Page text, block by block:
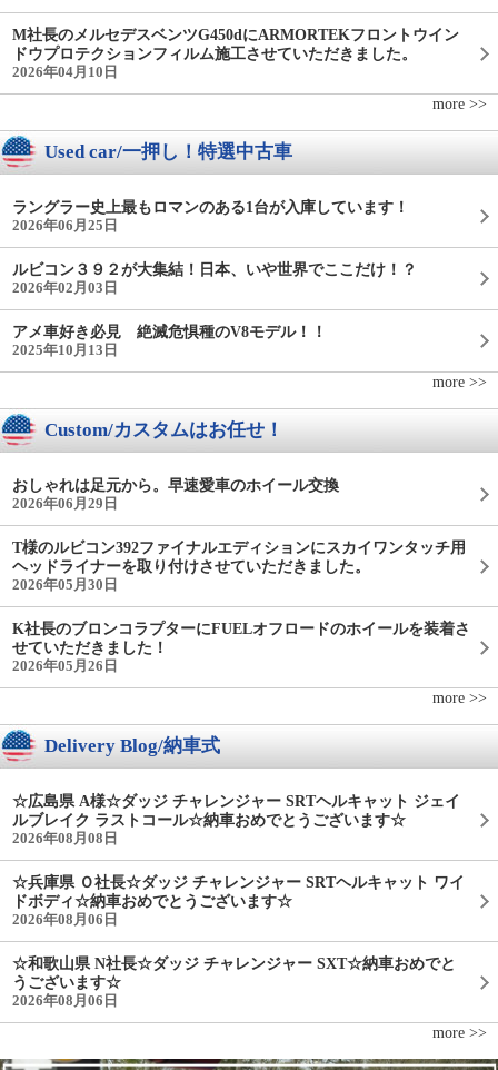
M社長のメルセデスベンツG450dにARMORTEKフロントウイン
ドウプロテクションフィルム施工させていただきました。
2026年04月10日
more >>
Used car/一押し！特選中古車
ラングラー史上最もロマンのある1台が入庫しています！
2026年06月25日
ルビコン３９２が大集結！日本、いや世界でここだけ！？
2026年02月03日
アメ車好き必見 絶滅危惧種のV8モデル！！
2025年10月13日
more >>
Custom/カスタムはお任せ！
おしゃれは足元から。早速愛車のホイール交換
2026年06月29日
T様のルビコン392ファイナルエディションにスカイワンタッチ用
ヘッドライナーを取り付けさせていただきました。
2026年05月30日
K社長のブロンコラプターにFUELオフロードのホイールを装着さ
せていただきました！
2026年05月26日
more >>
Delivery Blog/納車式
☆広島県 A様☆ダッジ チャレンジャー SRTヘルキャット ジェイ
ルブレイク ラストコール☆納車おめでとうございます☆
2026年08月08日
☆兵庫県 Ｏ社長☆ダッジ チャレンジャー SRTヘルキャット ワイ
ドボディ☆納車おめでとうございます☆
2026年08月06日
☆和歌山県 N社長☆ダッジ チャレンジャー SXT☆納車おめでと
うございます☆
2026年08月06日
more >>